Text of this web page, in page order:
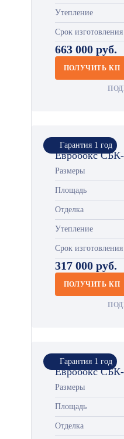
Утепление
Срок изготовления
663 000 руб.
ПОЛУЧИТЬ КП
Гарантия 1 год
Евробокс
Размеры
Площадь
Отделка
Утепление
Срок изготовления
317 000 руб.
ПОЛУЧИТЬ КП
Гарантия 1 год
Евробокс
Размеры
Площадь
Отделка